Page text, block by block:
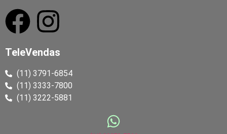
TeleVendas
(11) 3791-6854
(11) 3333-7800
(11) 3222-5881